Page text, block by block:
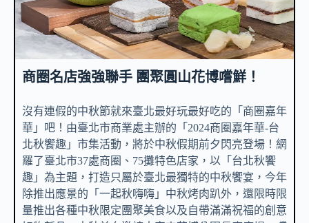
商圈名店強強聯手 團聚圓山花博嚐鮮！
沒有連假的中秋節就來臺北最好玩最好吃的「商圈嘉年
華」吧！由臺北市商業處主辦的「2024商圈嘉年華-台
北秋饗趣」市集活動，將於中秋假期前夕閃亮登場！網
羅了臺北市37處商圈、75攤特色店家，以「台北秋饗
趣」為主題，打造只屬於臺北最獨特的中秋饗宴，今年
除推出應景的「一起秋嗨嗨」中秋烤肉趴外，還限時限
量推出各種中秋限定團聚美食以及自帶滿滿祝福的創意